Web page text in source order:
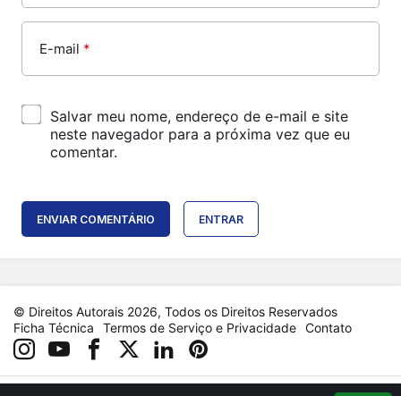
E-mail *
Salvar meu nome, endereço de e-mail e site
neste navegador para a próxima vez que eu
comentar.
ENVIAR COMENTÁRIO ENTRAR
© Direitos Autorais 2026, Todos os Direitos Reservados
Ficha Técnica
Termos de Serviço e Privacidade Contato